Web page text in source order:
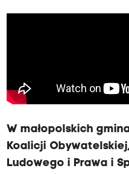
W małopolskich
Koalicji
Ludowego i Prawa i